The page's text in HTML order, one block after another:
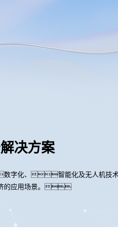
决方案
数字化、智能化及无人机
济的应用场景。